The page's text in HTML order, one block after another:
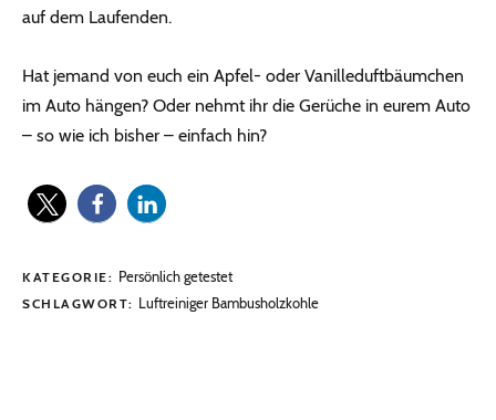
auf dem Laufenden.
Hat jemand von euch ein Apfel- oder Vanilleduftbäumchen
im Auto hängen? Oder nehmt ihr die Gerüche in eurem Auto
– so wie ich bisher – einfach hin?
KATEGORIE: Persönlich getestet
SCHLAGWORT: Luftreiniger Bambusholzkohle